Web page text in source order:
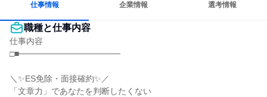
仕事情報 企業情報 選考情報
職種と仕事内容
仕事内容
□■─────────────────
＼✨ES免除・面接確約✨／
「文章力」であなたを判断したくない